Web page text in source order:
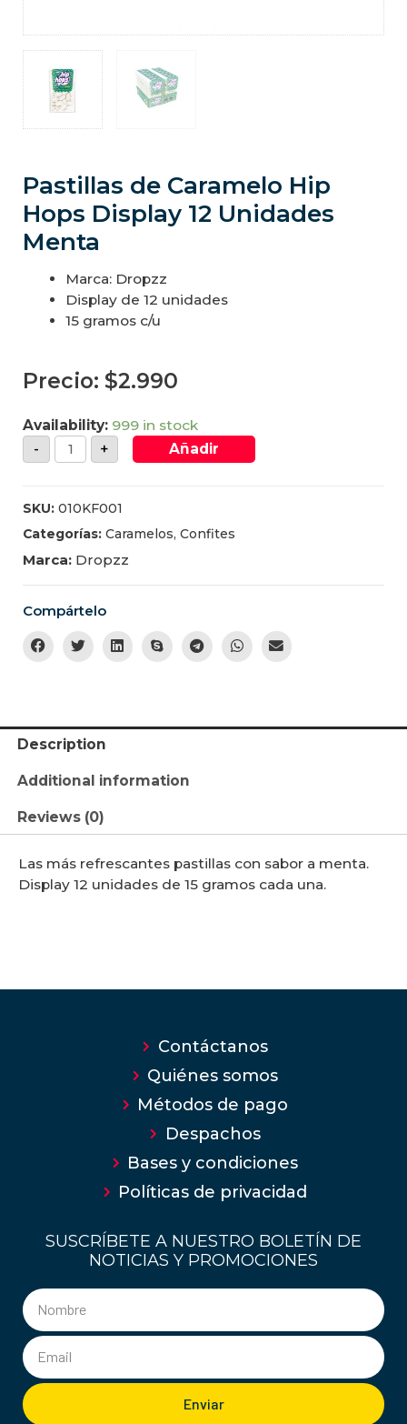
Pastillas de Caramelo Hip
Hops Display 12 Unidades
Menta
Marca: Dropzz
Display de 12 unidades
15 gramos c/u
Precio: $2.990
Availability: 999 in stock
-
+ Añadir
SKU: 010KF001
Categorías: Caramelos, Confites
Marca: Dropzz
Compártelo
Description
Additional information
Reviews (0)
Las más refrescantes pastillas con sabor a menta.
Display 12 unidades de 15 gramos cada una.
Contáctanos
Quiénes somos
Métodos de pago
Despachos
Bases y condiciones
Políticas de privacidad
SUSCRÍBETE A NUESTRO BOLETÍN DE
NOTICIAS Y PROMOCIONES
Enviar